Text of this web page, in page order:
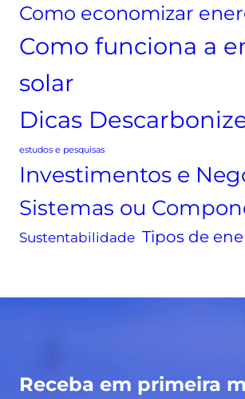
m
o
s
m
a
p
a
s
n
r
“
e
l
e
r
s
Como economizar
Como funciona a
solar
Dicas
estudos e pesquisas
Investimentos e
Sistemas ou
Sustentabilidade Tipos de
Receba em primeira